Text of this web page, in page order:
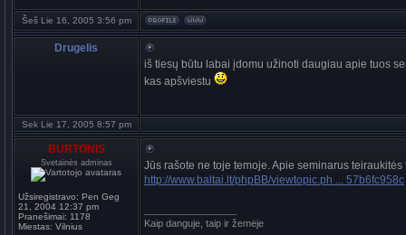
Šeš Lie 16, 2005 3:56 pm
Drugelis
iš tiesų būtu labai įdomu užinoti daugiau apie tuos
kas apšviestu
Sek Lie 17, 2005 8:57 pm
BURTONIS
Svetainės adminas
Užsiregistravo: Pen Geg
21, 2004 12:37 pm
Pranešimai: 1178
Miestas: Vilnius
Jūs rašote ne toje temoje. Apie seminarus teiraukitės
http://www.baltai.lt/phpBB/viewtopic.ph ... 57b6fc958c
Kaip danguje, taip ir žemėje